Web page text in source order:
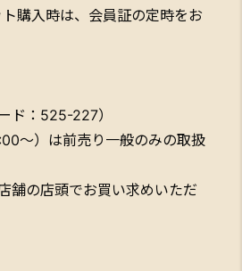
購入時は、会員証の定時をお
ド：525-227）
～）は前売り一般のみの取扱
舗の店頭でお買い求めいただ